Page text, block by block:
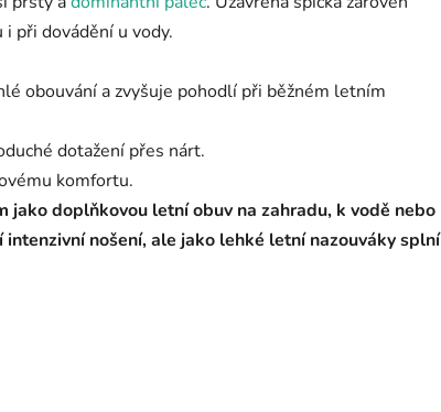
při dovádění u vody.
obouvání a zvyšuje pohodlí při běžném letním
dotažení přes nárt.
komfortu.
doplňkovou letní obuv na zahradu, k vodě nebo
nošení, ale jako lehké letní nazouváky splní